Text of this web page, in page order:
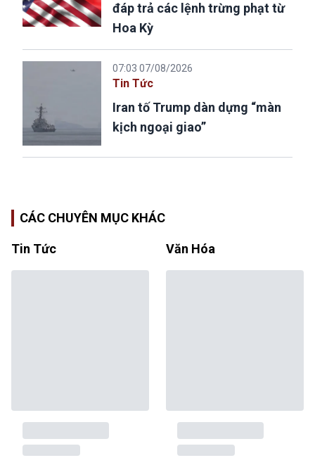
đáp trả các lệnh trừng phạt từ
Hoa Kỳ
07:03 07/08/2026
Tin Tức
Iran tố Trump dàn dựng “màn
kịch ngoại giao”
CÁC CHUYÊN MỤC KHÁC
Tin Tức Văn Hóa